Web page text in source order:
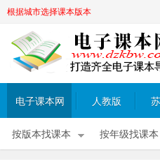
根据城市选择课本版本
电子课本网 人教版
按版本找课本 按年级找课本